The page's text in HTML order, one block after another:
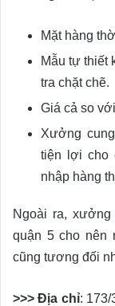
Mặt hàng
Mẫu tự thiết
tra chặt chẽ.
Giá cả so
Xưởng
tiện lợi cho
nhập hàng
Ngoài ra,
quận 5 cho nên
cũng tương đối
>>> Địa chỉ: 173/